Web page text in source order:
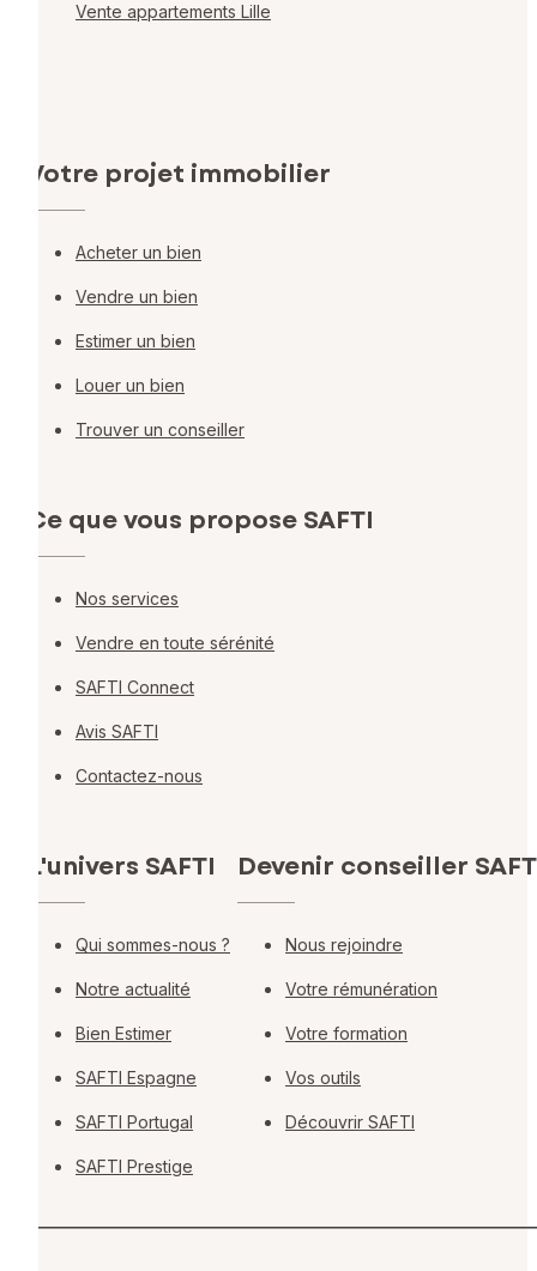
Vente appartements Lille
Votre projet immobilier
Acheter un bien
Vendre un bien
Estimer un bien
Louer un bien
Trouver un conseiller
Ce que vous propose SAFTI
Nos services
Vendre en toute sérénité
SAFTI Connect
Avis SAFTI
Contactez-nous
L'univers SAFTI
Qui sommes-nous ?
Notre actualité
Bien Estimer
SAFTI Espagne
SAFTI Portugal
SAFTI Prestige
Devenir conseiller
Nous rejoindre
Votre rémunération
Votre formation
Vos outils
Découvrir SAFTI